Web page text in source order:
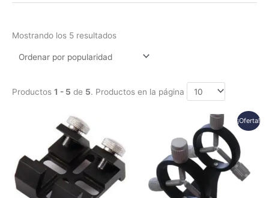
Mostrando los 5 resultados
Productos 1 - 5 de 5. Productos en la página
¡Oferta!
original
era:
49,00€.
precio
actual
es:
28,50€.